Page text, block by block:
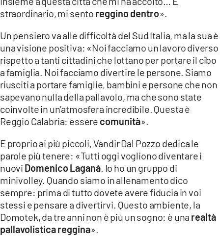
straordinario, mi sento reggino dentro».
Un pensiero va alle difficoltà del Sud Italia, ma la sua è
una visione positiva: «Noi facciamo un lavoro diverso
rispetto a tanti cittadini che lottano per portare il cibo
a famiglia. Noi facciamo divertire le persone. Siamo
riusciti a portare famiglie, bambini e persone che non
sapevano nulla della pallavolo, ma che sono state
coinvolte in un’atmosfera incredibile. Questa è
Reggio Calabria: essere comunità».
E proprio ai più piccoli, Vandir Dal Pozzo dedica le
parole più tenere: «Tutti oggi vogliono diventare i
nuovi Domenico Laganà. Io ho un gruppo di
minivolley. Quando siamo in allenamento dico
sempre: prima di tutto dovete avere fiducia in voi
stessi e pensare a divertirvi. Questo ambiente, la
Domotek, da tre anni non è più un sogno: è una realtà
pallavolistica reggina».